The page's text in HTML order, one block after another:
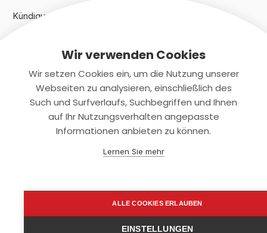
Kündigungsindex 2024
Rechtliches
Datenschutz
support@smartkuendigen.de
Wir verwenden Cookies
Wir setzen Cookies ein, um die Nutzung unserer
Webseiten zu analysieren, einschließlich des
Such und Surfverlaufs, Suchbegriffen und Ihnen
auf Ihr Nutzungsverhalten angepasste
Informationen anbieten zu können.
Lernen Sie mehr
ALLE COOKIES ERLAUBEN
EINSTELLUNGEN